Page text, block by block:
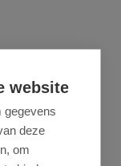
website
gegevens
deze
om